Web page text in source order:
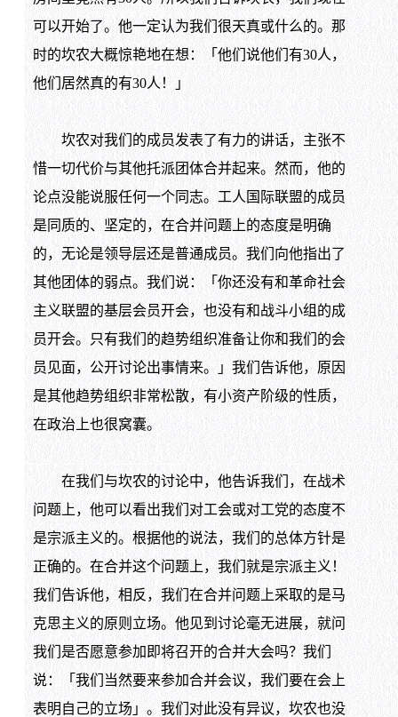
可以开始了。他一定认为我们很天真或什么的。那
时的坎农大概惊艳地在想：「他们说他们有30人，
他们居然真的有30人！」
坎农对我们的成员发表了有力的讲话，主张不
惜一切代价与其他托派团体合并起来。然而，他的
论点没能说服任何一个同志。工人国际联盟的成员
是同质的、坚定的，在合并问题上的态度是明确
的，无论是领导层还是普通成员。我们向他指出了
其他团体的弱点。我们说：「你还没有和革命社会
主义联盟的基层会员开会，也没有和战斗小组的成
员开会。只有我们的趋势组织准备让你和我们的会
员见面，公开讨论出事情来。」我们告诉他，原因
是其他趋势组织非常松散，有小资产阶级的性质，
在政治上也很窝囊。
在我们与坎农的讨论中，他告诉我们，在战术
问题上，他可以看出我们对工会或对工党的态度不
是宗派主义的。根据他的说法，我们的总体方针是
正确的。在合并这个问题上，我们就是宗派主义！
我们告诉他，相反，我们在合并问题上采取的是马
克思主义的原则立场。他见到讨论毫无进展，就问
我们是否愿意参加即将召开的合并大会吗？我们
说：「我们当然要来参加合并会议，我们要在会上
表明自己的立场」。我们对此没有异议，坎农也没